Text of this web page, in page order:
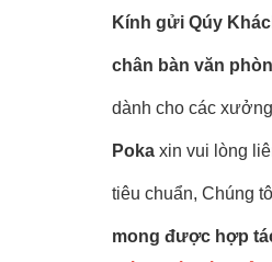
Kính gửi Qúy
chân bàn văn
dành cho các
Poka xin vui lòng
tiêu chuẩn, Chúng
mong được hợp